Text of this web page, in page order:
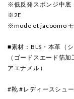
※低反発スポンジ中底
※2E
※mode et jacoomo モ
■素材：BLS・本革（
（ゴードスエード箔
アエナメル）
#靴 #レディースシュ